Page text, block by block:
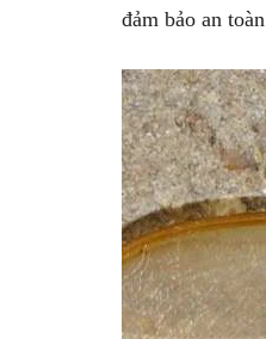
đảm bảo an